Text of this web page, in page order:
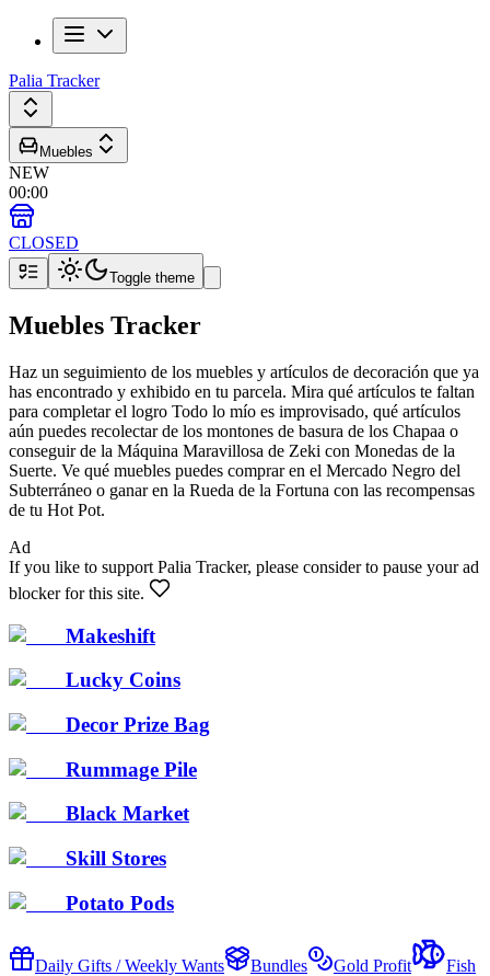
Palia Tracker
Muebles
NEW
00:00
CLOSED
Toggle theme
Muebles Tracker
Haz un seguimiento de los muebles y artículos de decoración que ya
has encontrado y exhibido en tu parcela. Mira qué artículos te faltan
para completar el logro Todo lo mío es improvisado, qué artículos
aún puedes recolectar de los montones de basura de los Chapaa o
conseguir de la Máquina Maravillosa de Zeki con Monedas de la
Suerte. Ve qué muebles puedes comprar en el Mercado Negro del
Subterráneo o ganar en la Rueda de la Fortuna con las recompensas
de tu Hot Pot.
Ad
If you like to support Palia Tracker, please consider to pause your ad
blocker for this site.
Makeshift
Lucky Coins
Decor Prize Bag
Rummage Pile
Black Market
Skill Stores
Potato Pods
Daily Gifts / Weekly Wants Bundles Gold Profit Fish